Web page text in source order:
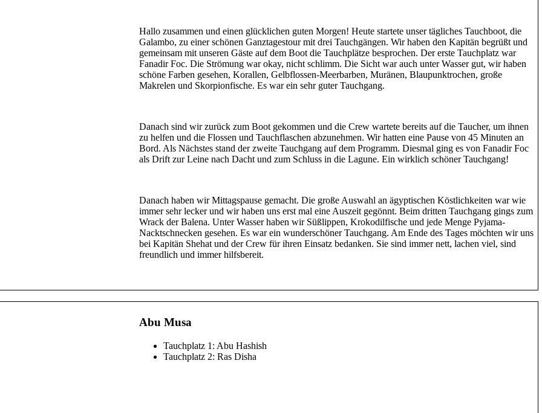
Hallo zusammen und einen glücklichen guten Morgen! Heute startete unser tägliches Tauchboot, die
Galambo, zu einer schönen Ganztagestour mit drei Tauchgängen. Wir haben den Kapitän begrüßt und
gemeinsam mit unseren Gäste auf dem Boot die Tauchplätze besprochen. Der erste Tauchplatz war
Fanadir Foc. Die Strömung war okay, nicht schlimm. Die Sicht war auch unter Wasser gut, wir haben
schöne Farben gesehen, Korallen, Gelbflossen-Meerbarben, Muränen, Blaupunktrochen, große
Makrelen und Skorpionfische. Es war ein sehr guter Tauchgang.
Danach sind wir zurück zum Boot gekommen und die Crew wartete bereits auf die Taucher, um ihnen
zu helfen und die Flossen und Tauchflaschen abzunehmen. Wir hatten eine Pause von 45 Minuten an
Bord. Als Nächstes stand der zweite Tauchgang auf dem Programm. Diesmal ging es von Fanadir Foc
als Drift zur Leine nach Dacht und zum Schluss in die Lagune. Ein wirklich schöner Tauchgang!
Danach haben wir Mittagspause gemacht. Die große Auswahl an ägyptischen Köstlichkeiten war wie
immer sehr lecker und wir haben uns erst mal eine Auszeit gegönnt. Beim dritten Tauchgang gings zum
Wrack der Balena. Unter Wasser haben wir Süßlippen, Krokodilfische und jede Menge Pyjama-
Nacktschnecken gesehen. Es war ein wunderschöner Tauchgang. Am Ende des Tages möchten wir uns
bei Kapitän Shehat und der Crew für ihren Einsatz bedanken. Sie sind immer nett, lachen viel, sind
freundlich und immer hilfsbereit.
Abu Musa
Tauchplatz 1: Abu Hashish
Tauchplatz 2: Ras Disha